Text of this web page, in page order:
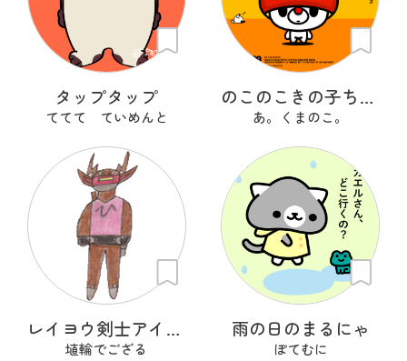
タップタップ
ててて ていめんと
のこのこきの子ちゃん
あ。くまのこ。
レイヨウ剣士アイベクサー
埴輪でござる
雨の日のまるにゃ
ぽてむに